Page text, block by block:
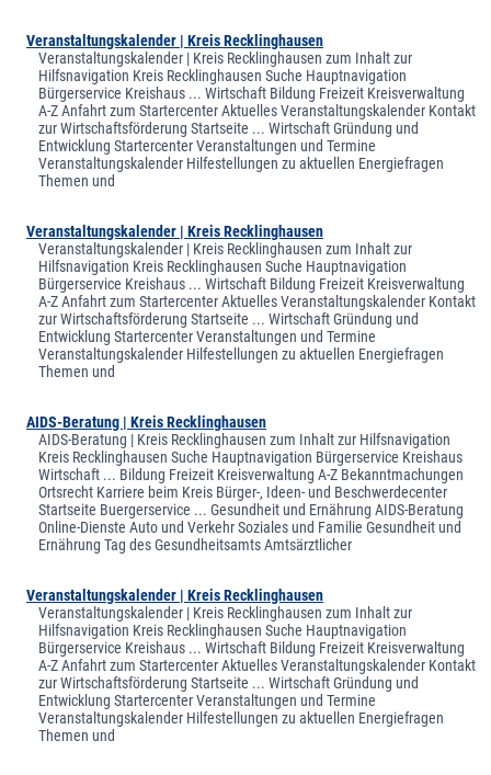
Veranstaltungskalender | Kreis Recklinghausen
Veranstaltungskalender | Kreis Recklinghausen zum Inhalt zur
Hilfsnavigation Kreis Recklinghausen Suche Hauptnavigation
Bürgerservice Kreishaus ... Wirtschaft Bildung Freizeit Kreisverwaltung
A-Z Anfahrt zum Startercenter Aktuelles Veranstaltungskalender Kontakt
zur Wirtschaftsförderung Startseite ... Wirtschaft Gründung und
Entwicklung Startercenter Veranstaltungen und Termine
Veranstaltungskalender Hilfestellungen zu aktuellen Energiefragen
Themen und
Veranstaltungskalender | Kreis Recklinghausen
Veranstaltungskalender | Kreis Recklinghausen zum Inhalt zur
Hilfsnavigation Kreis Recklinghausen Suche Hauptnavigation
Bürgerservice Kreishaus ... Wirtschaft Bildung Freizeit Kreisverwaltung
A-Z Anfahrt zum Startercenter Aktuelles Veranstaltungskalender Kontakt
zur Wirtschaftsförderung Startseite ... Wirtschaft Gründung und
Entwicklung Startercenter Veranstaltungen und Termine
Veranstaltungskalender Hilfestellungen zu aktuellen Energiefragen
Themen und
AIDS-Beratung | Kreis Recklinghausen
AIDS-Beratung | Kreis Recklinghausen zum Inhalt zur Hilfsnavigation
Kreis Recklinghausen Suche Hauptnavigation Bürgerservice Kreishaus
Wirtschaft ... Bildung Freizeit Kreisverwaltung A-Z Bekanntmachungen
Ortsrecht Karriere beim Kreis Bürger-, Ideen- und Beschwerdecenter
Startseite Buergerservice ... Gesundheit und Ernährung AIDS-Beratung
Online-Dienste Auto und Verkehr Soziales und Familie Gesundheit und
Ernährung Tag des Gesundheitsamts Amtsärztlicher
Veranstaltungskalender | Kreis Recklinghausen
Veranstaltungskalender | Kreis Recklinghausen zum Inhalt zur
Hilfsnavigation Kreis Recklinghausen Suche Hauptnavigation
Bürgerservice Kreishaus ... Wirtschaft Bildung Freizeit Kreisverwaltung
A-Z Anfahrt zum Startercenter Aktuelles Veranstaltungskalender Kontakt
zur Wirtschaftsförderung Startseite ... Wirtschaft Gründung und
Entwicklung Startercenter Veranstaltungen und Termine
Veranstaltungskalender Hilfestellungen zu aktuellen Energiefragen
Themen und